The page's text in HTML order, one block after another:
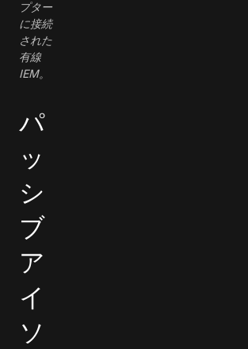
プター
に接続
された
有線
IEM。
パ
ッ
シ
ブ
ア
イ
ソ